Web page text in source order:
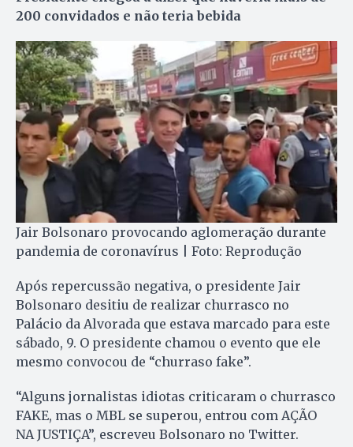
200 convidados e não teria bebida
Jair Bolsonaro provocando aglomeração durante
pandemia de coronavírus | Foto: Reprodução
Após repercussão negativa, o presidente Jair
Bolsonaro desitiu de realizar churrasco no
Palácio da Alvorada que estava marcado para este
sábado, 9. O presidente chamou o evento que ele
mesmo convocou de “churraso fake”.
“Alguns jornalistas idiotas criticaram o churrasco
FAKE, mas o MBL se superou, entrou com AÇÃO
NA JUSTIÇA”, escreveu Bolsonaro no Twitter.